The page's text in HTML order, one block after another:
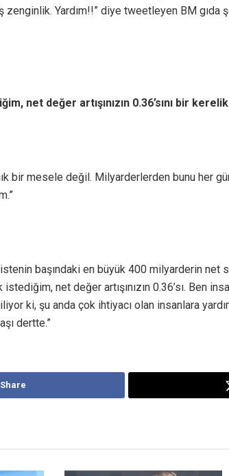
zenginlik. Yardım!!” diye tweetleyen BM gıda
net değer artışınızın 0.36’sını bir kerelik
bir mesele değil. Milyarderlerden bunu her
başındaki en büyük 400 milyarderin net
istediğim, net değer artışınızın 0.36’sı. Ben
ki, şu anda çok ihtiyacı olan insanlara
dertte.”
Share